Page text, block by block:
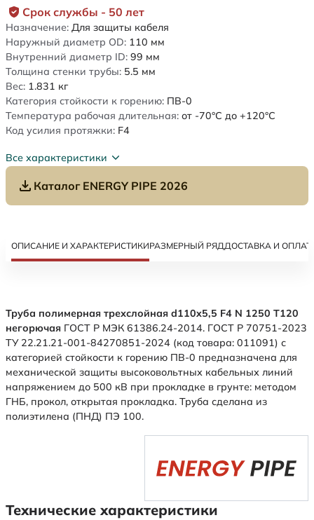
Срок службы - 50 лет
Назначение: Для защиты кабеля
Наружный диаметр OD: 110 мм
Внутренний диаметр ID: 99 мм
Толщина стенки трубы: 5.5 мм
Вес: 1.831 кг
Категория стойкости к горению: ПВ-0
Температура рабочая длительная: от -70°C до +120°C
Код усилия протяжки: F4
Все характеристики
Каталог ENERGY PIPE 2026
ОПИСАНИЕ И ХАРАКТЕРИСТИКИРАЗМЕРНЫЙ РЯДДОСТАВКА И
Труба полимерная трехслойная d110x5,5 F4 N 1250 Т120
негорючая ГОСТ Р МЭК 61386.24-2014. ГОСТ Р 70751-2023
ТУ 22.21.21-001-84270851-2024 (код товара: 011091) с
категорией стойкости к горению ПВ-0 предназначена для
механической защиты высоковольтных кабельных линий
напряжением до 500 кВ при прокладке в грунте: методом
ГНБ, прокол, открытая прокладка. Труба сделана из
полиэтилена (ПНД) ПЭ 100.
Технические характеристики